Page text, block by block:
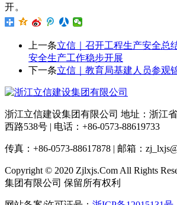
开。
上一条立信｜召开工程生产安全总
安全生产工作稳步开展
下一条立信｜教育局基建人员参观
浙江立信建设集团有限公司 地址：浙江
西路538号 | 电话：+86-0573-88619733
传真：+86-0573-88617878 | 邮箱：
Copyright © 2020 Zjlxjs.Com All Rights
集团有限公司 保留所有权利